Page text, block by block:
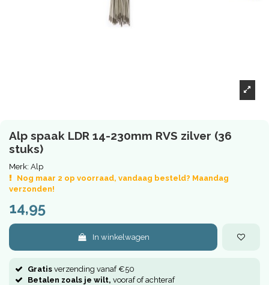
Alp spaak LDR 14-230mm RVS zilver (36
stuks)
Merk: Alp
Nog maar 2 op voorraad, vandaag besteld? Maandag
verzonden!
14,95
In winkelwagen
Gratis verzending vanaf €50
Betalen zoals je wilt, vooraf of achteraf